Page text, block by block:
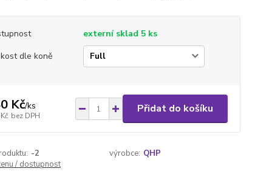
externí sklad 5 ks
dle koně
Kč/ks
bez DPH
Přidat do košíku
-2 výrobce: QHP
/ dostupnost